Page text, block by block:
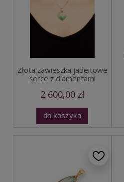
Złota zawieszka jadeitowe
serce z diamentami
2 600,00 zł
do koszyka